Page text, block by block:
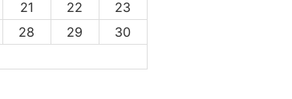
21 22
23
28 29
30